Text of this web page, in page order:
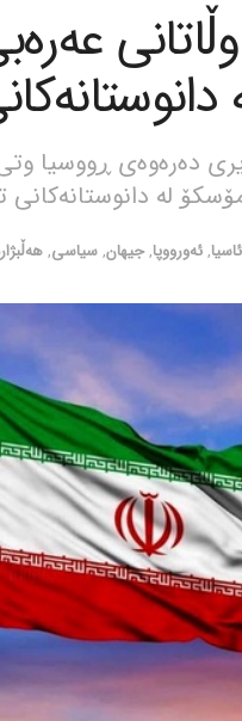
دەرەوەی ڕووسیا
لە
ئاسیا,ئەورووپا,جیهان,سیاسی,